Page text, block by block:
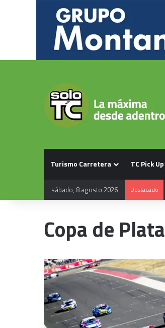
Turismo Carretera TC Pick Up
sábado, 8 agosto 2026 Destacado
Copa de Plata